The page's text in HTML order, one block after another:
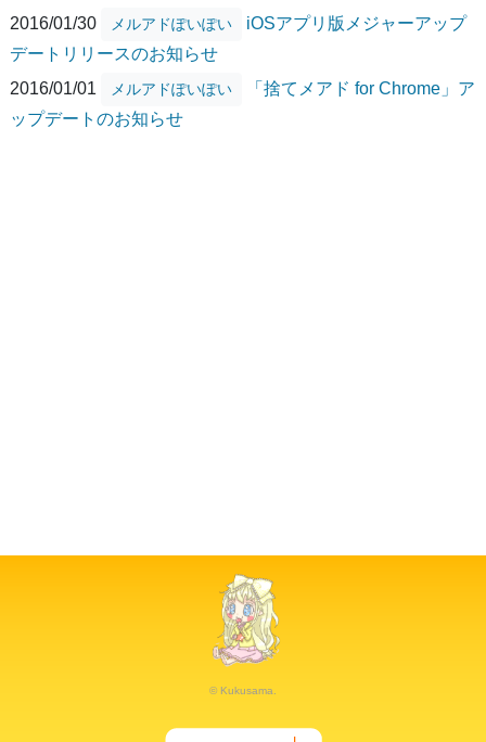
2016/01/30
メルアドぽいぽい
iOSアプリ版メジャーアップ
デートリリースのお知らせ
2016/01/01
メルアドぽいぽい
「捨てメアド for Chrome」ア
ップデートのお知らせ
© Kukusama.